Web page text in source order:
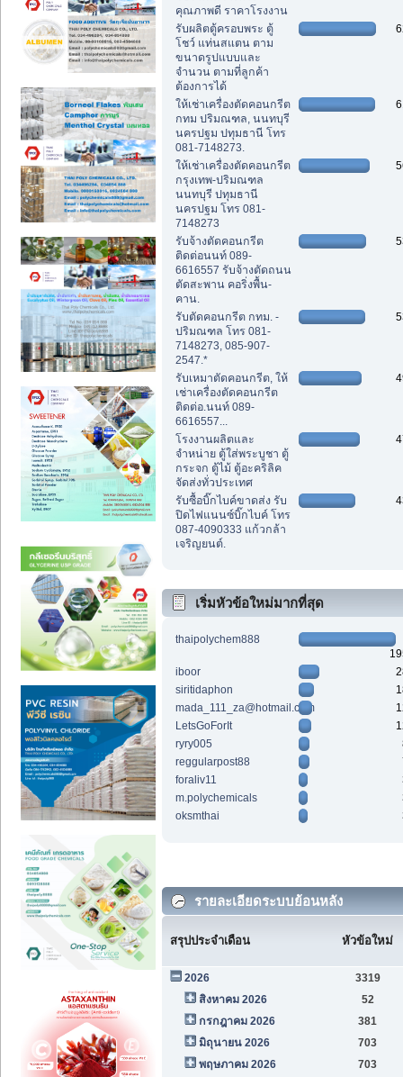
คุณภาพดี ราคาโรงงาน
รับผลิตตู้ครอบพระ ตู้
โชว์ แท่นสแตน ตาม
ขนาดรูปแบบและ
จำนวน ตามที่ลูกค้า
ต้องการได้
ให้เช่าเครื่องตัดคอนกรีต
กทม ปริมณฑล, นนทบุรี
นครปฐม ปทุมธานี โทร
081-7148273.
ให้เช่าเครื่องตัดคอนกรีต
กรุงเทพ-ปริมณฑล
นนทบุรี ปทุมธานี
นครปฐม โทร 081-
7148273
รับจ้างตัดคอนกรีต
ติดต่อนนท์ 089-
6616557 รับจ้างตัดถนน
ตัดสะพาน คอริ่งพื้น-
คาน.
รับตัดคอนกรีต กทม. -
ปริมณฑล โทร 081-
7148273, 085-907-
2547.*
รับเหมาตัดคอนกรีต, ให้
เช่าเครื่องตัดคอนกรีต
ติดต่อ.นนท์ 089-
6616557...
โรงงานผลิตและ
จำหน่าย ตู้ใส่พระบูชา ตู้
กระจก ตู้ไม้ ตู้อะคริลิค
จัดส่งทั่วประเทศ
รับซื้อบิ๊กไบค์ขาดส่ง รับ
ปิดไฟแนนซ์บิ๊กไบค์ โทร
087-4090333 แก้วกล้า
เจริญยนต์.
เริ่มหัวข้อใหม่มากที่สุด
thaipolychem888
iboor
siritidaphon
mada_111_za@hotmail.com
LetsGoForIt
ryry005
reggularpost88
foraliv11
m.polychemicals
oksmthai
รายละเอียดระบบย้อนหลัง
สรุปประจำเดือน หัวข้อใหม่
2026
3319
สิงหาคม 2026
52
กรกฎาคม 2026
381
มิถุนายน 2026
703
พฤษภาคม 2026
703